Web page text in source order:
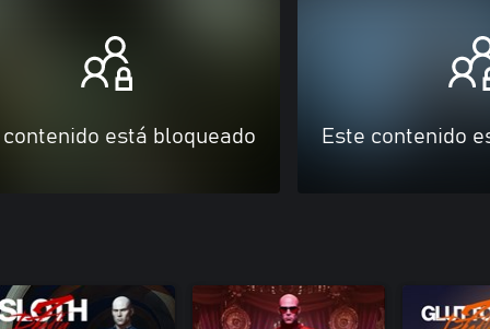
está bloqueado Este contenido